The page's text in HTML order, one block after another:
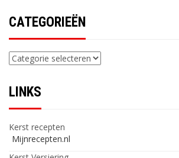
CATEGORIEËN
Categorieën
LINKS
Kerst recepten
Mijnrecepten.nl